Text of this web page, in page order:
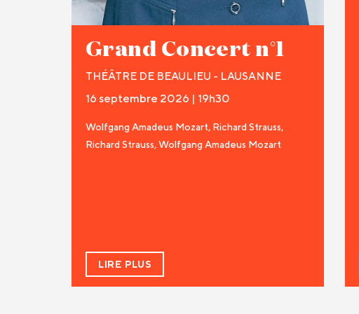
Grand Concert n°1
THÉÂTRE DE BEAULIEU - LAUSANNE
16 septembre 2026 | 19h30
Wolfgang Amadeus Mozart, Richard Strauss,
Richard Strauss, Wolfgang Amadeus Mozart
LIRE PLUS